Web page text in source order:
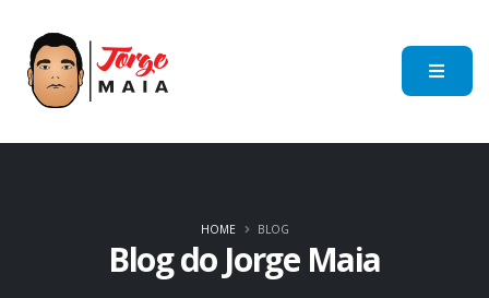
Blog do Jorge Maia
HOME BLOG